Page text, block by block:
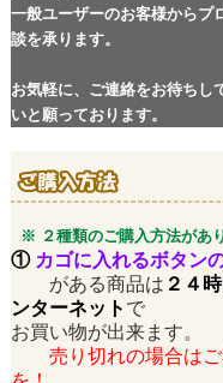
■ 中古パーツ保証期間：
※エンジン ：３ヶ月保証
一般ユーザーのお客様からプ
談を承ります。
お気軽に、ご連絡をお待ちし
いと願っております。
※ ２種類のご購入方法があ
① カゴに入れるボタン
がある商品は ２４
ンターネット で
お買い物が出来ます。
売り切れの場合はご